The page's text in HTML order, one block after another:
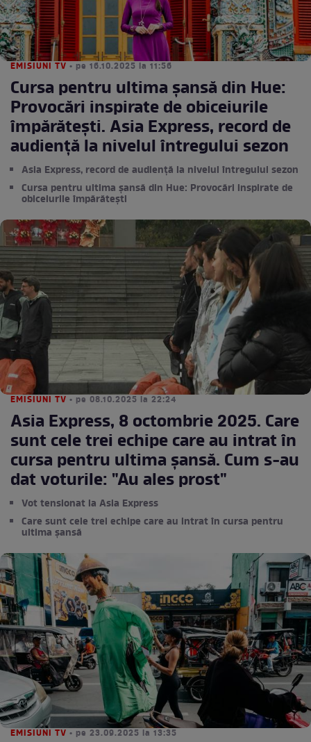
EMISIUNI TV • pe 16.10.2025 la 11:56
Cursa pentru ultima șansă din Hue:
Provocări inspirate de obiceiurile
împărătești. Asia Express, record de
audiență la nivelul întregului sezon
Asia Express, record de audiență la nivelul întregului sezon
Cursa pentru ultima șansă din Hue: Provocări inspirate de
obiceiurile împărătești
EMISIUNI TV • pe 08.10.2025 la 22:24
Asia Express, 8 octombrie 2025. Care
sunt cele trei echipe care au intrat în
cursa pentru ultima șansă. Cum s-au
dat voturile: "Au ales prost"​
Vot tensionat la Asia Express
Care sunt cele trei echipe care au intrat în cursa pentru
ultima șansă
EMISIUNI TV • pe 23.09.2025 la 13:35